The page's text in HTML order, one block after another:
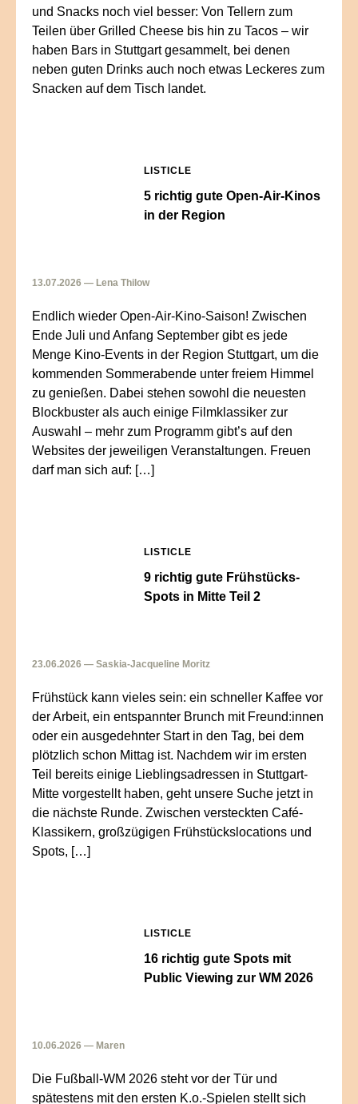
und Snacks noch viel besser: Von Tellern zum
Teilen über Grilled Cheese bis hin zu Tacos – wir
haben Bars in Stuttgart gesammelt, bei denen
neben guten Drinks auch noch etwas Leckeres zum
Snacken auf dem Tisch landet.
LISTICLE
5 richtig gute Open-Air-Kinos
in der Region
13.07.2026 — Lena Thilow
Endlich wieder Open-Air-Kino-Saison! Zwischen
Ende Juli und Anfang September gibt es jede
Menge Kino-Events in der Region Stuttgart, um die
kommenden Sommerabende unter freiem Himmel
zu genießen. Dabei stehen sowohl die neuesten
Blockbuster als auch einige Filmklassiker zur
Auswahl – mehr zum Programm gibt’s auf den
Websites der jeweiligen Veranstaltungen. Freuen
darf man sich auf: […]
LISTICLE
9 richtig gute Frühstücks-
Spots in Mitte Teil 2
23.06.2026 — Saskia-Jacqueline Moritz
Frühstück kann vieles sein: ein schneller Kaffee vor
der Arbeit, ein entspannter Brunch mit Freund:innen
oder ein ausgedehnter Start in den Tag, bei dem
plötzlich schon Mittag ist. Nachdem wir im ersten
Teil bereits einige Lieblingsadressen in Stuttgart-
Mitte vorgestellt haben, geht unsere Suche jetzt in
die nächste Runde. Zwischen versteckten Café-
Klassikern, großzügigen Frühstückslocations und
Spots, […]
LISTICLE
16 richtig gute Spots mit
Public Viewing zur WM 2026
10.06.2026 — Maren
Die Fußball-WM 2026 steht vor der Tür und
spätestens mit den ersten K.o.-Spielen stellt sich